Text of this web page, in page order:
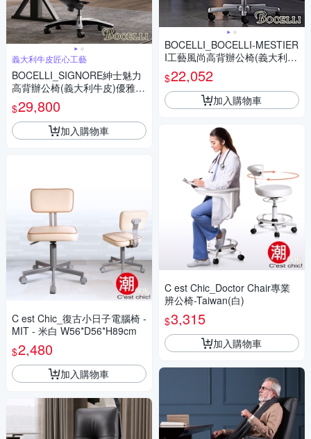
義大利牛皮匠心工藝
BOCELLI_SIGNORE紳士魅力
高背辦公椅(義大利牛皮)優雅褐
W71*D68*H120~126 cm
$29,800
加入購物車
C est Chic_復古小日子電腦椅 -
MIT - 米白 W56*D56*H89cm
$2,480
加入購物車
BOCELLI_BOCELLI-MESTIER
I工藝風尚高背辦公椅(義大利牛
皮)經典黑
$22,052
加入購物車
C est Chic_Doctor Chair專業
辨公椅-Taiwan(白)
$3,315
加入購物車